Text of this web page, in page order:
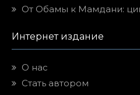
От Обамы к Мамдани:
Интернет издание
О нас
Стать автором